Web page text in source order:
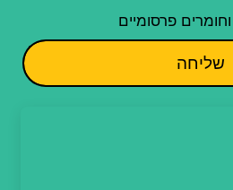
פרסומיים
שליחה